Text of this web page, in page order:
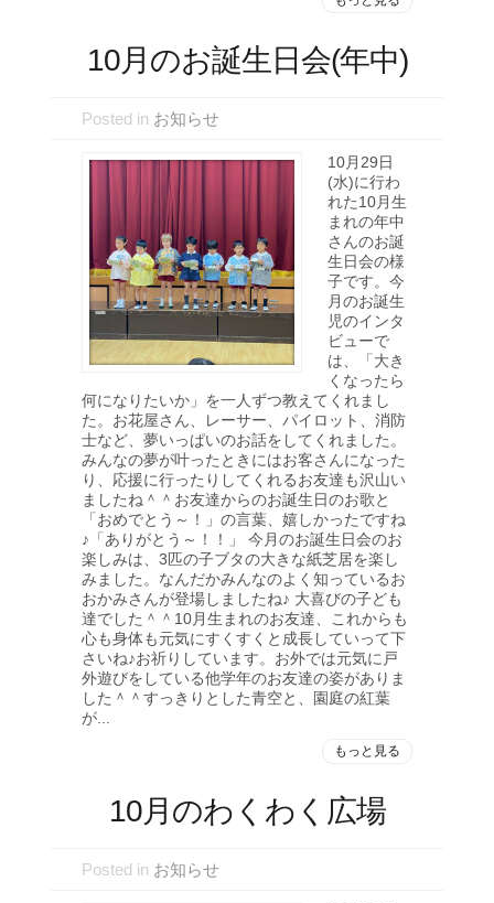
10月のお誕生日会(年中)
Posted in お知らせ
10月29日
(水)に行わ
れた10月生
まれの年中
さんのお誕
生日会の様
子です。今
月のお誕生
児のインタ
ビューで
は、「大き
くなったら
何になりたいか」を一人ずつ教えてくれまし
た。お花屋さん、レーサー、パイロット、消防
士など、夢いっぱいのお話をしてくれました。
みんなの夢が叶ったときにはお客さんになった
り、応援に行ったりしてくれるお友達も沢山い
ましたね＾＾お友達からのお誕生日のお歌と
「おめでとう～！」の言葉、嬉しかったですね
♪「ありがとう～！！」 今月のお誕生日会のお
楽しみは、3匹の子ブタの大きな紙芝居を楽し
みました。なんだかみんなのよく知っているお
おかみさんが登場しましたね♪ 大喜びの子ども
達でした＾＾10月生まれのお友達、これからも
心も身体も元気にすくすくと成長していって下
さいね♪お祈りしています。お外では元気に戸
外遊びをしている他学年のお友達の姿がありま
した＾＾すっきりとした青空と、園庭の紅葉
が...
もっと見る
10月のわくわく広場
Posted in お知らせ